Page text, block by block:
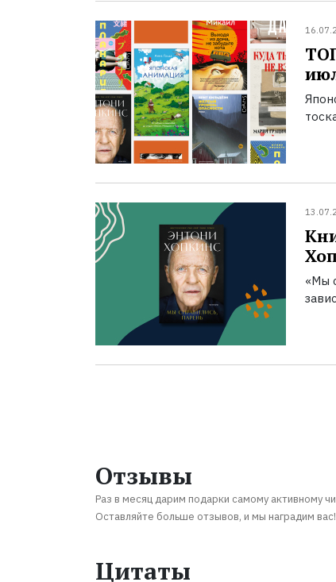
«Мы
Отзывы
Раз в месяц дарим подарки самому активному
Оставляйте больше отзывов, и мы наградим вас!
Цитаты